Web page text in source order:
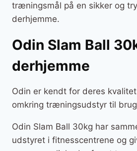
træningsmål på en sikker og
derhjemme.
Odin Slam Ball
derhjemme
Odin er kendt for deres
omkring træningsudstyr til
Odin Slam Ball 30kg har
udstyret i fitnesscentrene og